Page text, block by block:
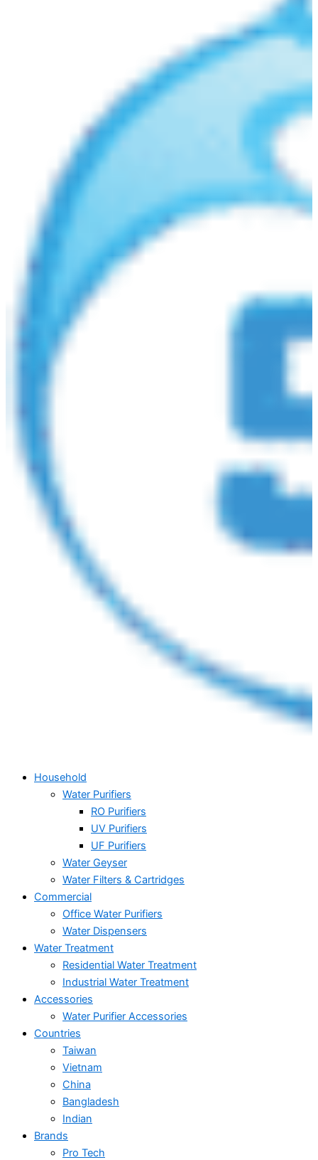
Household
Water Purifiers
RO Purifiers
UV Purifiers
UF Purifiers
Water Geyser
Water Filters & Cartridges
Commercial
Office Water Purifiers
Water Dispensers
Water Treatment
Residential Water Treatment
Industrial Water Treatment
Accessories
Water Purifier Accessories
Countries
Taiwan
Vietnam
China
Bangladesh
Indian
Brands
Pro Tech